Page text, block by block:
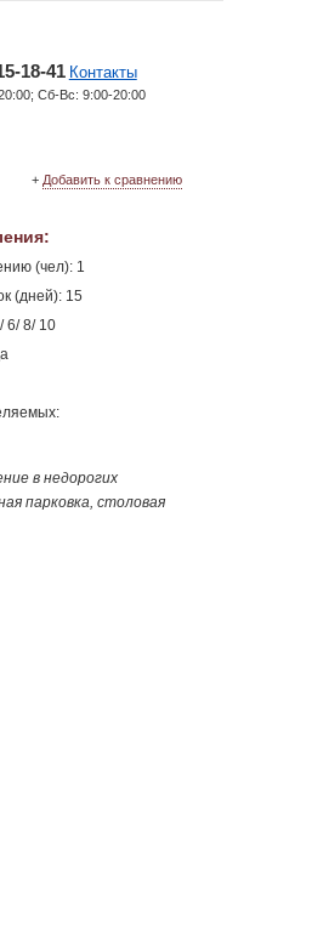
18-41 Контакты
Сб-Вс: 9:00-20:00
+ Добавить к сравнению
:
(чел): 1
(дней): 15
6/ 8/ 10
в недорогих
парковка, столовая